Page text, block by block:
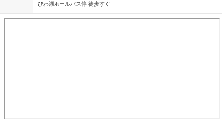
びわ湖ホールバス停 徒歩すぐ